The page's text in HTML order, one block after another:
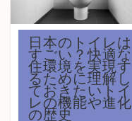
日本のトイレは
すごい？快適な
住環境を実現す
るために理解し
ておきたいトイ
レの機能や進化
の歴史